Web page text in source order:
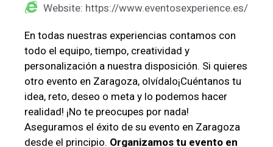
Website: https://www.eventosexperience.es/
En todas nuestras experiencias contamos con
todo el equipo, tiempo, creatividad y
personalización a nuestra disposición. Si quieres
otro evento en Zaragoza, olvídalo¡Cuéntanos tu
idea, reto, deseo o meta y lo podemos hacer
realidad! ¡No te preocupes por nada!
Aseguramos el éxito de su evento en Zaragoza
desde el principio. Organizamos tu evento en